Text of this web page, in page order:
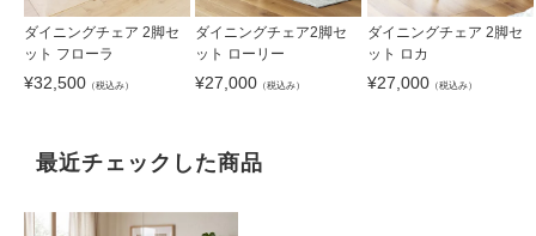
ダイニングチェア 2脚セ
ット フローラ
¥32,500 （税込み）
ダイニングチェア2脚セ
ット ローリー
¥27,000 （税込み）
ダイニングチェア 2脚セ
ット ロカ
¥27,000（税込み）
最近チェックした商品